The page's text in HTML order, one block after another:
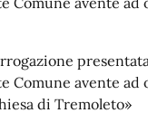
Comune avente ad
di Tremoleto»